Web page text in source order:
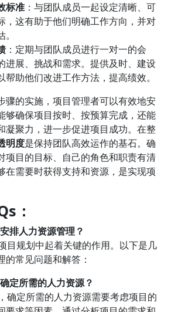
标准 ：与团队成员一起设定清晰、可
，这有助于他们明确工作方向，并对
：定期与团队成员进行一对一的会
进展、挑战和需求。提供及时、建设
帮助他们改进工作方法，提高绩效。
骤的实施，项目管理者可以有效地安
够确保项目按时、按预算完成，还能
凝聚力，进一步促进项目成功。在整
明度是保持团队高效运作的基石。确
项目的目标、自己的角色和职责有清
在需要时获得支持和资源，是实现项
：
排人力资源管理？
目规划中起着关键的作用。以下是几
常见问题和解答：
定所需的人力资源？
确定所需的人力资源需要考虑项目的